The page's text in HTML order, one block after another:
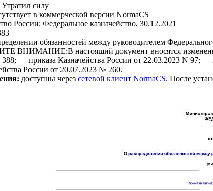
силу
в коммерческой версии NormaCS
России; Федеральное казначейство, 30.12.2021
обязанностей между руководителем
ВНИМАНИЕ:В настоящий документ вносятся изменения
388; приказа Казначейства России от 22.03.2023 N 97;
России от 20.07.2023 № 260.
доступны через сетевой клиент NormaCS. После